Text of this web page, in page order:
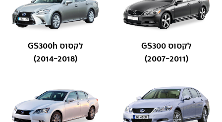
לקסוס GS300
(2007-2011)
לקסוס GS300h
(2014-2018)